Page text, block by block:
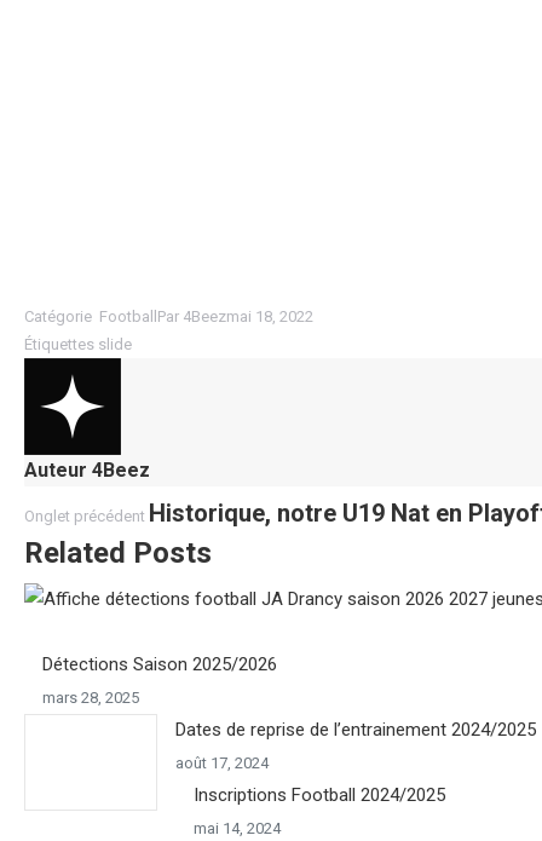
Catégorie FootballPar 4Beezmai 18, 2022
Étiquettes slide
Auteur 4Beez
Navigation
de
Onglet précédent Onglet
précédent
Historique, notre U19 Nat en
Related Posts
Détections Saison 2025/2026
mars 28, 2025
Dates de reprise de l’entrainement 2024/2025
août 17, 2024
Inscriptions Football 2024/2025
mai 14, 2024